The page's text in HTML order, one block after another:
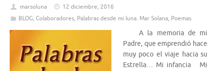
marsoluna
12 diciembre, 2016
BLOG, Colaboradores, Palabras desde mi luna. Mar Solana, Poemas
A la memoria de mi
Padre, que emprendió hace
muy poco el viaje hacia su
Estrella… Mi infancia Mi